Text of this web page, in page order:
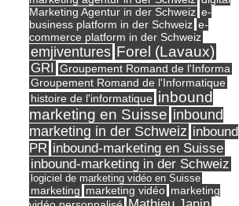
Marketing Agentur in der Schweiz e-
business platform in der Schweiz e-
commerce platform in der Schweiz
emjiventures Forel (Lavaux)
GRI Groupement Romand de l'Informa
Groupement Romand de l'Informatique
histoire de l'informatique inbound
marketing en Suisse inbound
marketing in der Schweiz inbound
PR inbound-marketing en Suisse
inbound-marketing in der Schweiz
logiciel de marketing vidéo en Suisse
marketing marketing vidéo marketing